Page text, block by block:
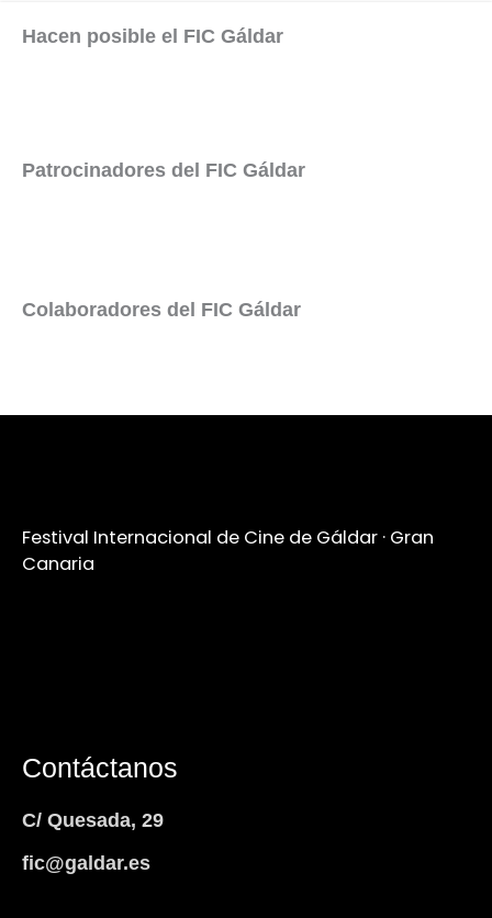
Hacen posible el FIC Gáldar
Patrocinadores del FIC Gáldar
Colaboradores del FIC Gáldar
Festival Internacional de Cine de Gáldar · Gran
Canaria
Contáctanos
C/ Quesada, 29
fic@galdar.es